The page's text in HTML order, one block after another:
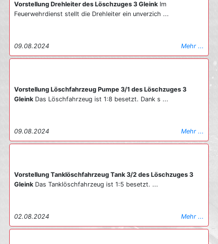
Vorstellung Drehleiter des Löschzuges 3 Gleink Im
Feuerwehrdienst stellt die Drehleiter ein unverzich ...
09.08.2024 Mehr ...
Vorstellung Löschfahrzeug Pumpe 3/1 des Löschzuges 3
Gleink Das Löschfahrzeug ist 1:8 besetzt. Dank s ...
09.08.2024 Mehr ...
Vorstellung Tanklöschfahrzeug Tank 3/2 des Löschzuges 3
Gleink Das Tanklöschfahrzeug ist 1:5 besetzt. ...
02.08.2024 Mehr ...